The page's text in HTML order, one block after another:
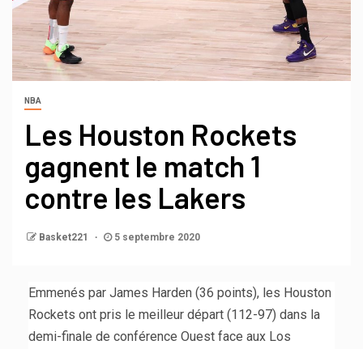
NBA
Les Houston Rockets
gagnent le match 1
contre les Lakers
Basket221 5 septembre 2020
Emmenés par James Harden (36 points), les Houston
Rockets ont pris le meilleur départ (112-97) dans la
demi-finale de conférence Ouest face aux Los